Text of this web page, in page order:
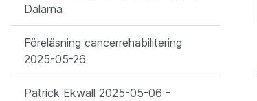
Dalarna
Föreläsning cancerrehabilitering
2025-05-26
Patrick Ekwall 2025-05-06 -